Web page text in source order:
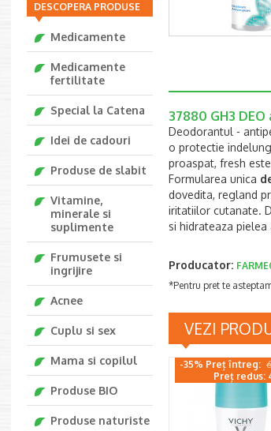
37880 GH3
Deodorantul -
o protectie
proaspat, fresh
Formularea unica
dovedita, regland
iritatiilor cutanate.
si hidrateaza pielea
Producator:
*Pentru pret te
VEZI
-35% Preț întreg:
Preț redus:
DESCOPERA PRODUSE
Medicamente
Medicamente
fertilitate
Special la Catena
Idei de cadouri
Produse de slabit
Vitamine,
minerale si
suplimente
Frumusete si
ingrijire
Acnee
Cuplu si sex
Mama si copilul
Produse BIO
Produse naturiste